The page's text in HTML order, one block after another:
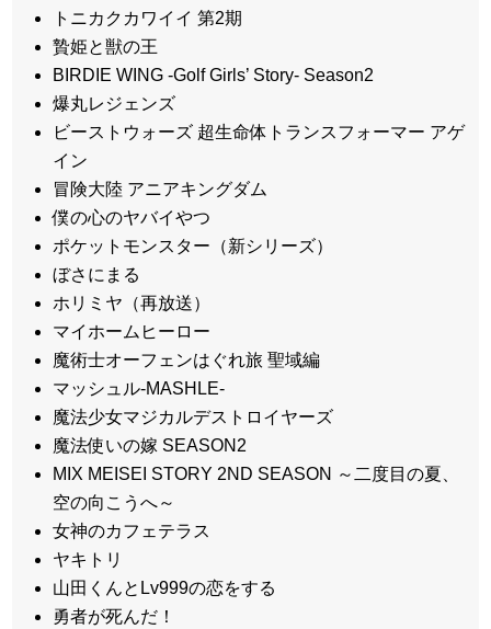
トニカクカワイイ 第2期
贄姫と獣の王
BIRDIE WING -Golf Girls’ Story- Season2
爆丸レジェンズ
ビーストウォーズ 超生命体トランスフォーマー アゲ
イン
冒険大陸 アニアキングダム
僕の心のヤバイやつ
ポケットモンスター（新シリーズ）
ぼさにまる
ホリミヤ（再放送）
マイホームヒーロー
魔術士オーフェンはぐれ旅 聖域編
マッシュル-MASHLE-
魔法少女マジカルデストロイヤーズ
魔法使いの嫁 SEASON2
MIX MEISEI STORY 2ND SEASON ～二度目の夏、
空の向こうへ～
女神のカフェテラス
ヤキトリ
山田くんとLv999の恋をする
勇者が死んだ！